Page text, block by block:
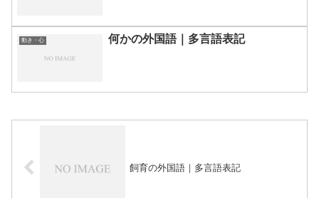
動き・心 何かの外国語｜多言語表記
飼育の外国語｜多言語表記